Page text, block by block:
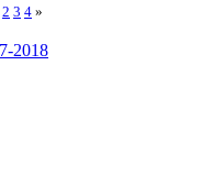
2 3 4 »
2018